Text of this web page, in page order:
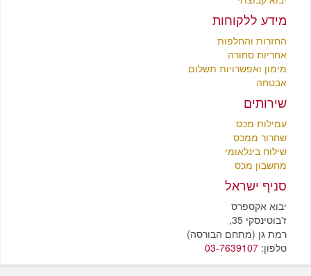
מידע ללקוחות
החזרות והחלפות
אחריות סחורה
מימון ואפשרויות תשלום
אבטחה
שירותים
עמילות מכס
שחרור ממכס
שילוח בינלאומי
מחשבון מכס
סניף ישראל
יבוא אקספרס
ז'בוטינסקי 35,
רמת גן (מתחם הבורסה)
טלפון:03-7639107